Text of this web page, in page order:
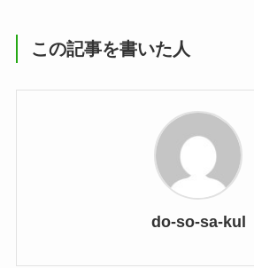
この記事を書いた人
do-so-sa-kul